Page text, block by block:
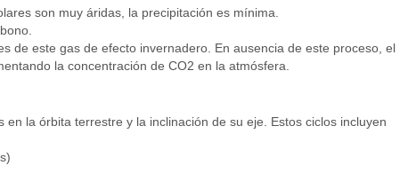
son muy áridas, la precipitación es mínima.
de este gas de efecto invernadero. En ausencia de este proceso, el
la concentración de CO2 en la atmósfera.
en la órbita terrestre y la inclinación de su eje. Estos ciclos incluyen